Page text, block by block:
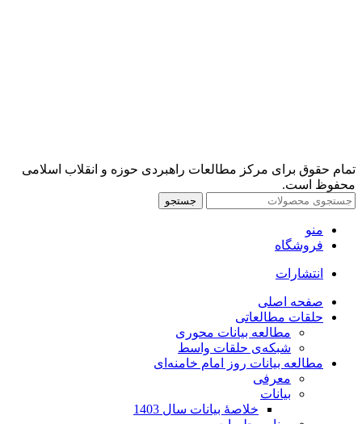
تمام حقوق برای مرکز مطالعات راهبردی حوزه و انقلاب اسلامی
محفوظ است.
جستجو
منو
فروشگاه
انتشارات
صفحه اصلی
حلقات مطالعاتی
مطالعه بیانات محوری
شبکه‌ی حلقات واسط
مطالعه بیانات روز امام خامنه‌ای
معرفی
بیانات
خلاصۀ بیانات سال 1403